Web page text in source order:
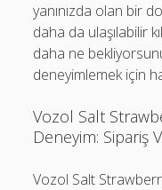
yanınızda olan bir
daha da ulaşılabilir
daha ne
deneyimlemek için
Vozol Salt
Deneyim: Sipariş
Vozol Salt